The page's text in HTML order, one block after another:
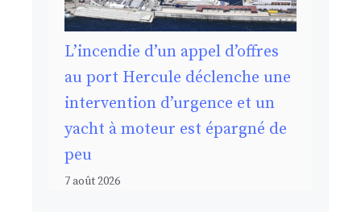
L’incendie d’un appel d’offres
au port Hercule déclenche une
intervention d’urgence et un
yacht à moteur est épargné de
peu
7 août 2026